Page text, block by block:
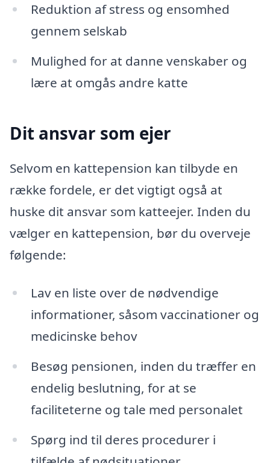
Reduktion af stress og ensomhed
gennem selskab
Mulighed for at danne venskaber og
lære at omgås andre katte
Dit ansvar som ejer
Selvom en kattepension kan tilbyde en
række fordele, er det vigtigt også at
huske dit ansvar som katteejer. Inden du
vælger en kattepension, bør du overveje
følgende:
Lav en liste over de nødvendige
informationer, såsom vaccinationer og
medicinske behov
Besøg pensionen, inden du træffer en
endelig beslutning, for at se
faciliteterne og tale med personalet
Spørg ind til deres procedurer i